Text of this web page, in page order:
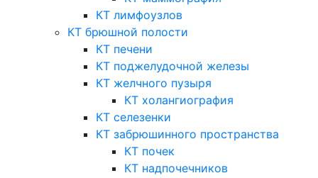
КТ лимфоузлов
КТ брюшной полости
КТ печени
КТ поджелудочной железы
КТ желчного пузыря
КТ холангиография
КТ селезенки
КТ забрюшинного пространства
КТ почек
КТ надпочечников